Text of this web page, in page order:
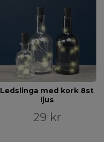
Ledslinga med kork 8st
ljus
29 kr